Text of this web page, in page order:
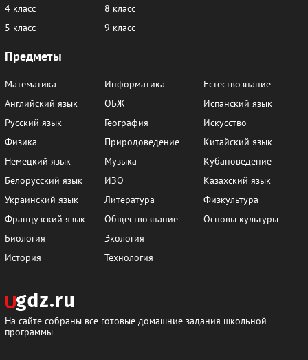
4 класс
5 класс
8 класс
9 класс
Предметы
Математика
Английский язык
Русский язык
Физика
Немецкий язык
Белорусский язык
Украинский язык
Французский язык
Биология
История
Информатика
ОБЖ
География
Природоведение
Музыка
ИЗО
Литература
Обществознание
Экология
Технология
Естествознание
Испанский язык
Искусство
Китайский язык
Кубановедение
Казахский язык
Физкультура
Основы культуры
На сайте собраны все готовые домашние задания школьной
программы